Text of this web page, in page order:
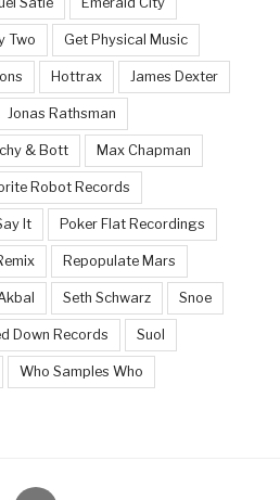
Two Get Physical Music
Hottrax James Dexter
Jonas Rathsman
& Bott Max Chapman
Robot Records
It Poker Flat Recordings
Repopulate Mars
Seth Schwarz Snoe
Down Records Suol
Who Samples Who